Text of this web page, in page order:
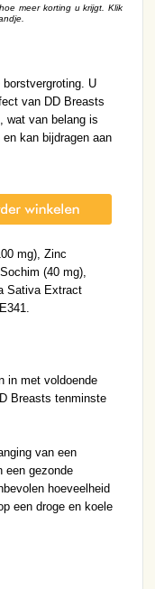
meer korting u krijgt. Klik
U
van DD Breasts
wat van belang is
kan bijdragen aan
mg), Zinc
(40 mg),
Sativa Extract
in met voldoende
Breasts tenminste
van een
een gezonde
hoeveelheid
een droge en koele